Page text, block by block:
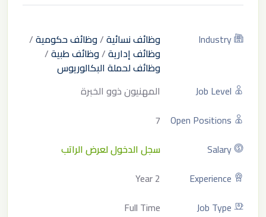
Industry وظائف نسائية/وظائف حكومية/
وظائف إدارية/وظائف طبية/
وظائف لحملة البكالوريوس
Job Level
المهنيون ذوو الخبرة
Open Positions
7
Salary
سجل الدخول لعرض الراتب
Experience
2 Year
Job Type
Full Time